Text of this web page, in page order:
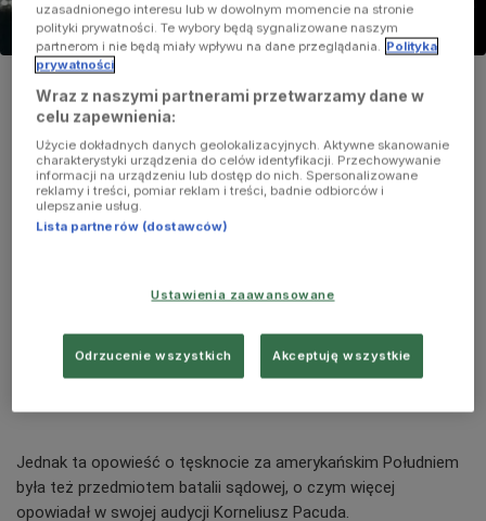
Bob Dylan
Foto:Xavier Badosa/flickr/CC BY 2.0
Historia piosenki "Wagon Wheel" (Wszystkie
Crow Medicine Show, który dopisał do niej swoje zwrotki.
Wtedy rozpoczęło się jej drugie życie i stała się wielkim
Jednak ta opowieść o tęsknocie za amerykańskim Południem
była też przedmiotem batalii sądowej, o czym więcej
opowiadał w swojej audycji Korneliusz Pacuda.
uzasadnionego interesu lub w dowolnym momencie na stronie
polityki prywatności. Te wybory będą sygnalizowane naszym
partnerom i nie będą miały wpływu na dane przeglądania. Polityka
prywatności
Wraz z naszymi partnerami przetwarzamy dane w
celu zapewnienia:
Użycie dokładnych danych geolokalizacyjnych. Aktywne skanowanie
charakterystyki urządzenia do celów identyfikacji. Przechowywanie
informacji na urządzeniu lub dostęp do nich. Spersonalizowane
reklamy i treści, pomiar reklam i treści, badnie odbiorców i
ulepszanie usług.
Lista partnerów (dostawców)
Ustawienia zaawansowane
Odrzucenie wszystkich Akceptuję wszystkie